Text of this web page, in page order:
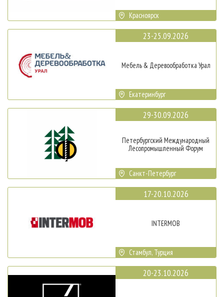
Красноярск
23-25.09.2026
Мебель & Деревообработка Урал
Екатеринбург
29-30.09.2026
Петербургский Международный
Лесопромышленный Форум
Санкт-Петербург
17-20.10.2026
INTERMOB
Стамбул, Турция
20-23.10.2026